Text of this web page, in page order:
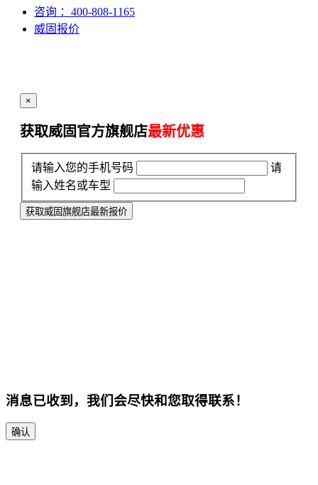
咨询 ：400-808-1165
威固报价
×
获取威固官方旗舰店最新优惠
请输入您的手机号码
请
输入姓名或车型
获取威固旗舰店最新报价
消息已收到，我们会尽快和您取得联系！
确认